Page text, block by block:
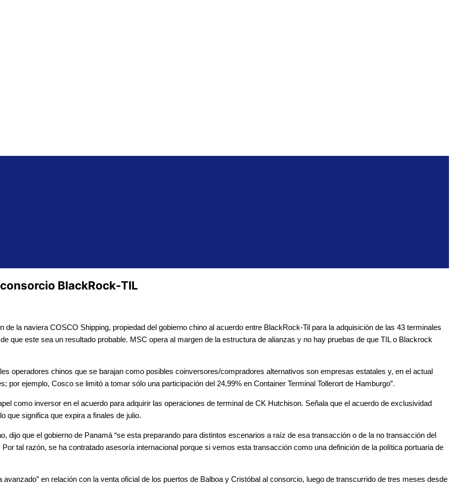
BlackRock-TIL
la naviera COSCO Shipping, propiedad del gobierno chino al acuerdo entre BlackRock-Til para la adquisición de las 43 terminales
que este sea un resultado probable. MSC opera al margen de la estructura de alianzas y no hay pruebas de que TIL o Blackrock
operadores chinos que se barajan como posibles coinversores/compradores alternativos son empresas estatales y, en el actual
ejemplo, Cosco se limitó a tomar sólo una participación del 24,99% en Container Terminal Tollerort de Hamburgo”.
como inversor en el acuerdo para adquirir las operaciones de terminal de CK Hutchison. Señala que el acuerdo de exclusividad
que significa que expira a finales de julio.
dijo que el gobierno de Panamá “se esta preparando para distintos escenarios a raíz de esa transacción o de la no transacción del
tal razón, se ha contratado asesoría internacional porque si vemos esta transacción como una definición de la política portuaria de
en relación con la venta oficial de los puertos de Balboa y Cristóbal al consorcio, luego de transcurrido de tres meses desde